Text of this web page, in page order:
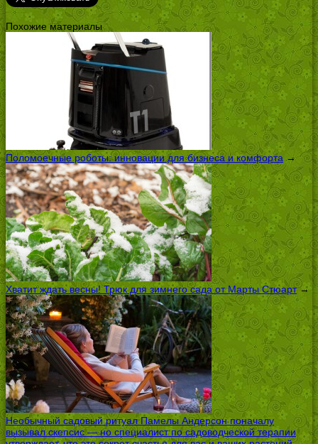
Похожие материалы
Поломоечные роботы: инновации для бизнеса и комфорта →
Хватит ждать весны! Трюк для зимнего сада от Марты Стюарт→
Необычный садовый ритуал Памелы Андерсон поначалу
вызывал скепсис — но специалист по садоводческой терапии